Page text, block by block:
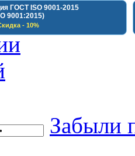
ГОСТ ISO 9001-2015
9001:2015)
- 10%
Забыли